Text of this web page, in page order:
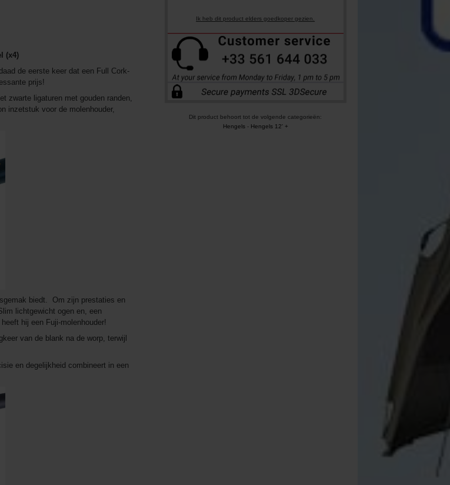
Ik heb dit product elders goedkoper gezien.
Dit product behoort tot de volgende categorieën:
Hengels- Hengels 12' +
(x4)
de eerste keer dat een Full Cork-
prijs!
zwarte ligaturen met gouden randen,
inzetstuk voor de molenhouder,
biedt. Om zijn prestaties en
lichtgewicht ogen en, een
hij een Fuji-molenhouder!
van de blank na de worp, terwijl
en degelijkheid combineert in een